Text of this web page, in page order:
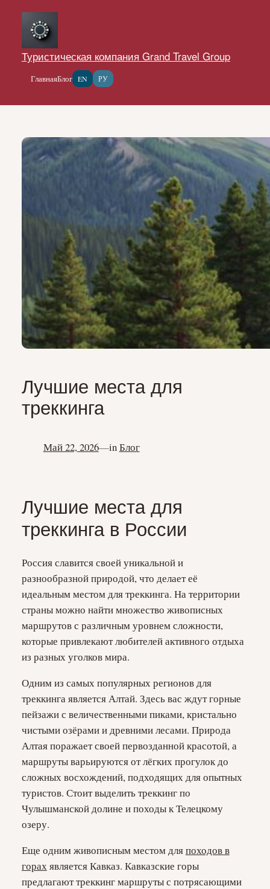
содержимому
Туристическая компания Grand Travel Group
ГлавнаяБлог EN РУ
Лучшие места для
треккинга
Май 22, 2026—inБлог
Лучшие места для
треккинга в России
Россия славится своей уникальной и
разнообразной природой, что делает её
идеальным местом для треккинга. На территории
страны можно найти множество живописных
маршрутов с различным уровнем сложности,
которые привлекают любителей активного отдыха
из разных уголков мира.
Одним из самых популярных регионов для
треккинга является Алтай. Здесь вас ждут горные
пейзажи с величественными пиками, кристально
чистыми озёрами и древними лесами. Природа
Алтая поражает своей первозданной красотой, а
маршруты варьируются от лёгких прогулок до
сложных восхождений, подходящих для опытных
туристов. Стоит выделить треккинг по
Чулышманской долине и походы к Телецкому
озеру.
Еще одним живописным местом дляпоходов в
горах является Кавказ. Кавказские горы
предлагают треккинг маршруты с потрясающими